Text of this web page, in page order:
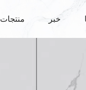
منتجات خبر